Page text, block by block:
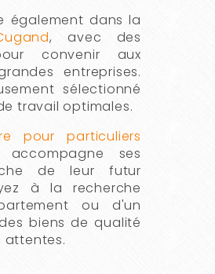
également dans la
, avec des
convenir aux
entreprises.
sélectionné
travail optimales.
pour particuliers
accompagne ses
de leur futur
à la recherche
ou d'un
biens de qualité
attentes.